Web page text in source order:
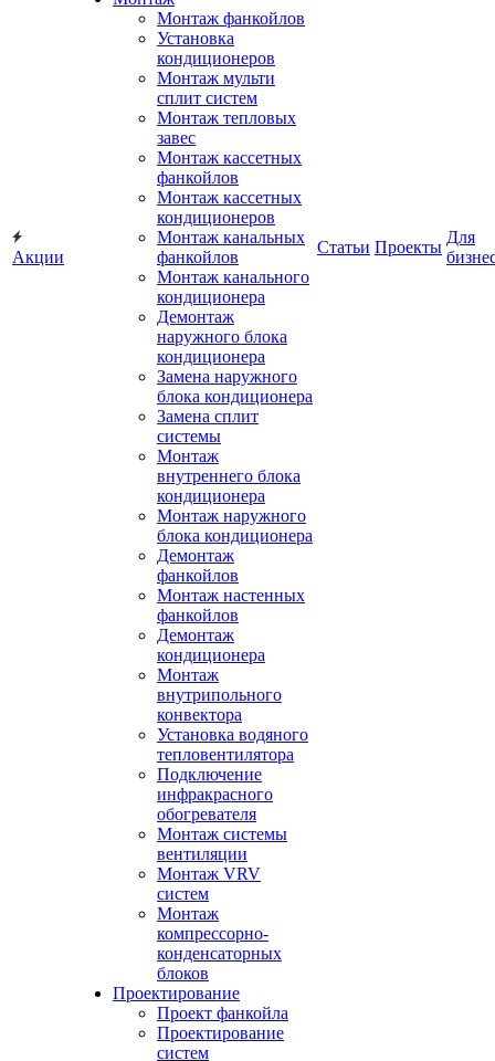
Акции
Монтаж фанкойлов
Установка
кондиционеров
Монтаж мульти
сплит систем
Монтаж тепловых
завес
Монтаж кассетных
фанкойлов
Монтаж кассетных
кондиционеров
Монтаж канальных
фанкойлов
Монтаж канального
кондиционера
Демонтаж
наружного блока
кондиционера
Замена наружного
блока кондиционера
Замена сплит
системы
Монтаж
внутреннего блока
кондиционера
Монтаж наружного
блока кондиционера
Демонтаж
фанкойлов
Монтаж настенных
фанкойлов
Демонтаж
кондиционера
Монтаж
внутрипольного
конвектора
Установка водяного
тепловентилятора
Подключение
инфракрасного
обогревателя
Монтаж системы
вентиляции
Монтаж VRV
систем
Монтаж
компрессорно-
конденсаторных
блоков
Проектирование
Проект фанкойла
Проектирование
систем
Статьи Проекты
Для